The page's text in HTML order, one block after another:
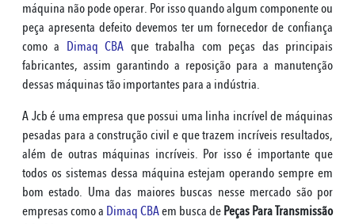
máquina não pode operar. Por isso quando algum componente ou
peça apresenta defeito devemos ter um fornecedor de confiança
como a Dimaq CBA que trabalha com peças das principais
fabricantes, assim garantindo a reposição para a manutenção
dessas máquinas tão importantes para a indústria.
A Jcb é uma empresa que possui uma linha incrível de máquinas
pesadas para a construção civil e que trazem incríveis resultados,
além de outras máquinas incríveis. Por isso é importante que
todos os sistemas dessa máquina estejam operando sempre em
bom estado. Uma das maiores buscas nesse mercado são por
empresas como a Dimaq CBAem busca de Peças Para Transmissão